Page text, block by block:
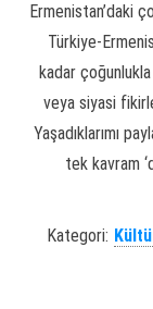
Ermenistan’daki
Türkiye-
kadar
veya siyasi
Yaşadıklarımı
tek kavram
Kategori: